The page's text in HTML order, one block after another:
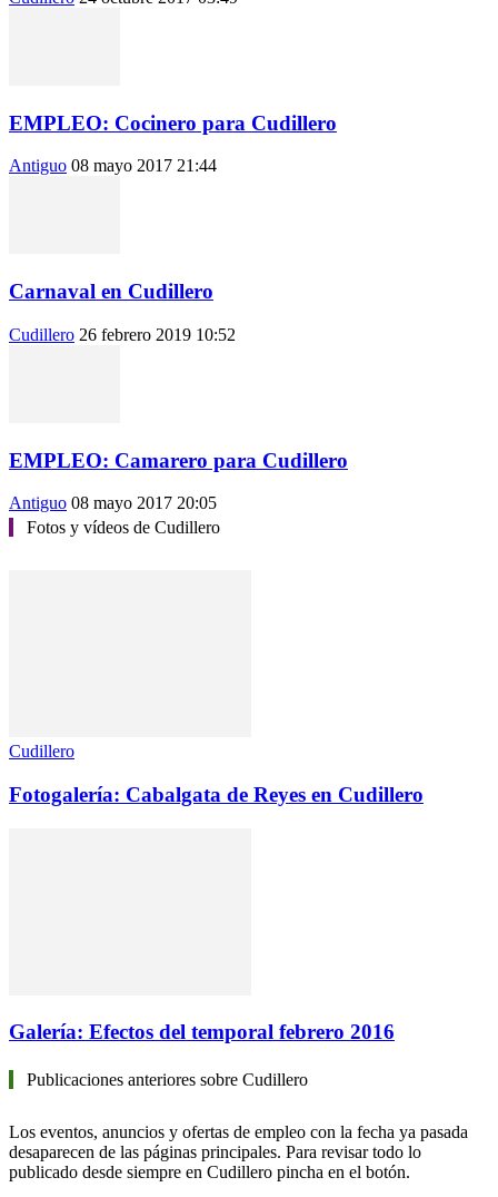
EMPLEO: Cocinero para Cudillero
Antiguo 08 mayo 2017 21:44
Carnaval en Cudillero
Cudillero 26 febrero 2019 10:52
EMPLEO: Camarero para Cudillero
Antiguo 08 mayo 2017 20:05
Fotos y vídeos de Cudillero
Cudillero
Fotogalería: Cabalgata de Reyes en Cudillero
Galería: Efectos del temporal febrero 2016
Publicaciones anteriores sobre Cudillero
Los eventos, anuncios y ofertas de empleo con la fecha ya pasada
desaparecen de las páginas principales. Para revisar todo lo
publicado desde siempre en Cudillero pincha en el botón.